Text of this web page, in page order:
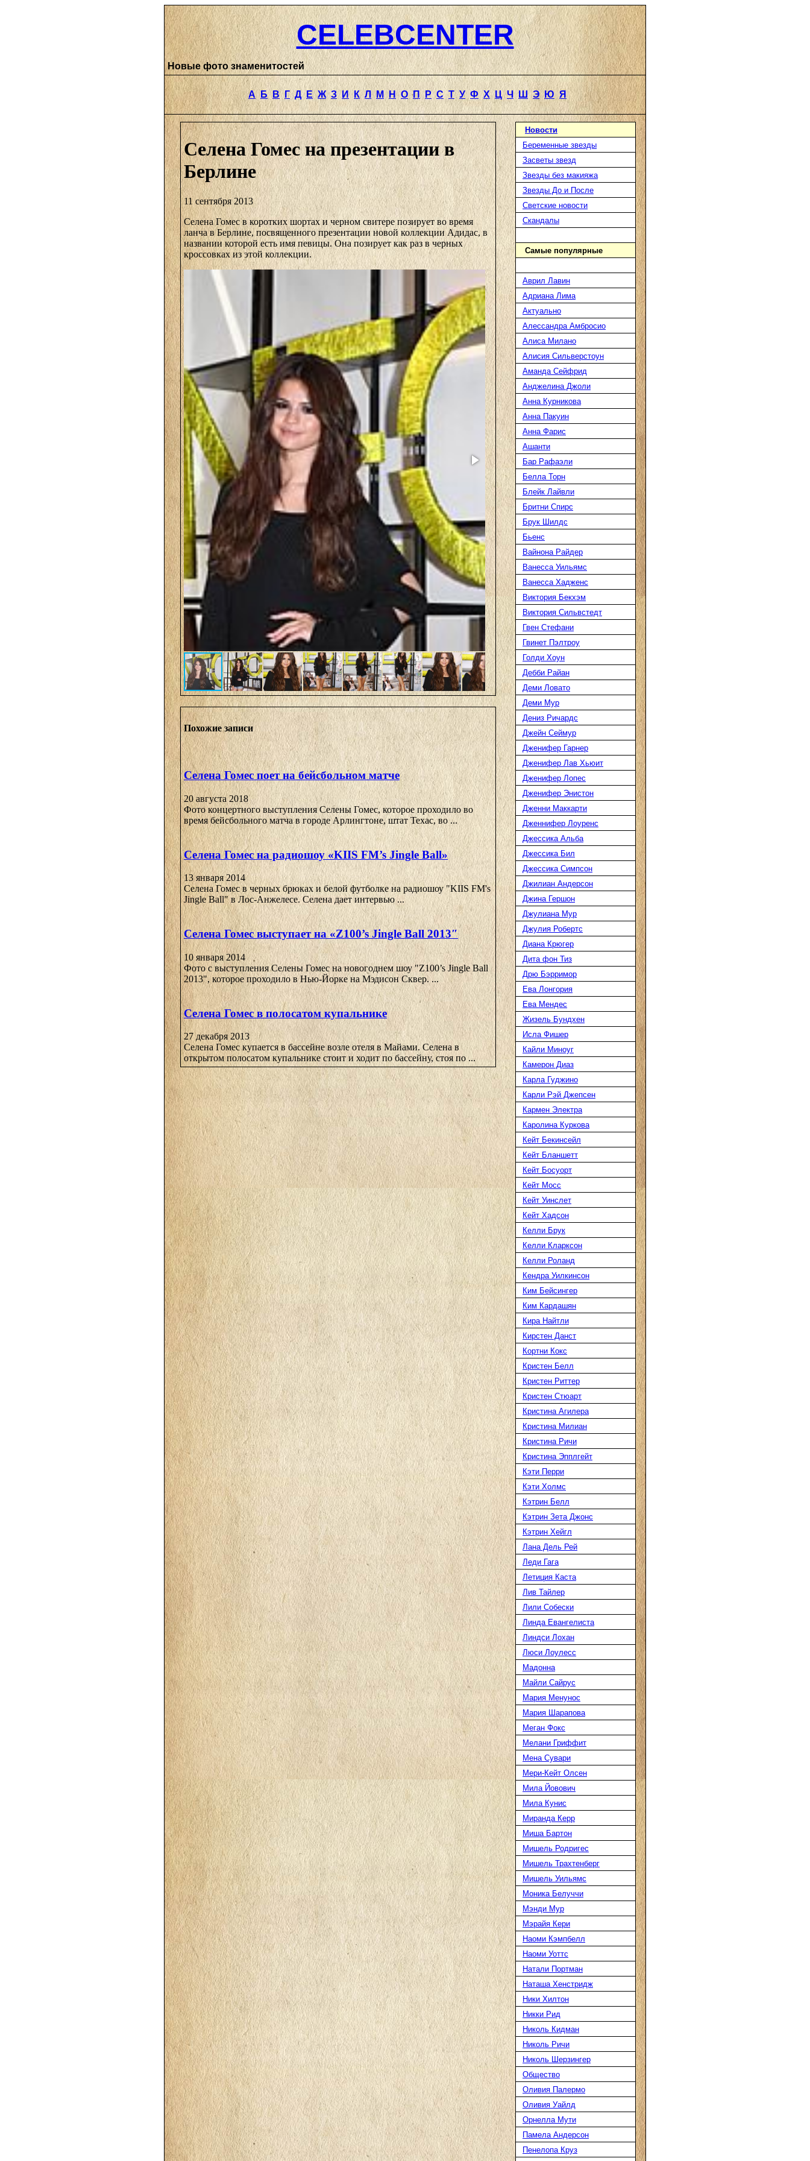
CELEBCENTER
Новые фото знаменитостей
А Б В Г Д Е Ж З И К Л М Н О П Р С Т У Ф Х Ц Ч Ш Э Ю Я
Селена Гомес на презентации в
Берлине
11 сентября 2013
Селена Гомес в коротких шортах и черном свитере позирует во время
ланча в Берлине, посвященного презентации новой коллекции Адидас, в
названии которой есть имя певицы. Она позирует как раз в черных
кроссовках из этой коллекции.
Похожие записи
Селена Гомес поет на бейсбольном матче
20 августа 2018
Фото концертного выступления Селены Гомес, которое проходило во
время бейсбольного матча в городе Арлингтоне, штат Техас, во ...
Селена Гомес на радиошоу «KIIS FM’s Jingle Ball»
13 января 2014
Селена Гомес в черных брюках и белой футболке на радиошоу "KIIS FM's
Jingle Ball" в Лос-Анжелесе. Селена дает интервью ...
Селена Гомес выступает на «Z100’s Jingle Ball 2013″
10 января 2014
Фото с выступления Селены Гомес на новогоднем шоу "Z100’s Jingle Ball
2013", которое проходило в Нью-Йорке на Мэдисон Сквер. ...
Селена Гомес в полосатом купальнике
27 декабря 2013
Селена Гомес купается в бассейне возле отеля в Майами. Селена в
открытом полосатом купальнике стоит и ходит по бассейну, стоя по ...
Новости
Беременные звезды
Засветы звезд
Звезды без макияжа
Звезды До и После
Светские новости
Скандалы
Самые популярные
Аврил Лавин
Адриана Лима
Актуально
Алессандра Амбросио
Алиса Милано
Алисия Сильверстоун
Аманда Сейфрид
Анджелина Джоли
Анна Курникова
Анна Пакуин
Анна Фарис
Ашанти
Бар Рафаэли
Белла Торн
Блейк Лайвли
Бритни Спирс
Брук Шилдс
Бьенс
Вайнона Райдер
Ванесса Уильямс
Ванесса Хадженс
Виктория Бекхэм
Виктория Сильвстедт
Гвен Стефани
Гвинет Пэлтроу
Голди Хоун
Дебби Райан
Деми Ловато
Деми Мур
Дениз Ричардс
Джейн Сеймур
Дженифер Гарнер
Дженифер Лав Хьюит
Дженифер Лопес
Дженифер Энистон
Дженни Маккарти
Дженнифер Лоуренс
Джессика Альба
Джессика Бил
Джессика Симпсон
Джилиан Андерсон
Джина Гершон
Джулиана Мур
Джулия Робертс
Диана Крюгер
Дита фон Тиз
Дрю Бэрримор
Ева Лонгория
Ева Мендес
Жизель Бундхен
Исла Фишер
Кайли Миноуг
Камерон Диаз
Карла Гуджино
Карли Рэй Джепсен
Кармен Электра
Каролина Куркова
Кейт Бекинсейл
Кейт Бланшетт
Кейт Босуорт
Кейт Мосс
Кейт Уинслет
Кейт Хадсон
Келли Брук
Келли Кларксон
Келли Роланд
Кендра Уилкинсон
Ким Бейсингер
Ким Кардашян
Кира Найтли
Кирстен Данст
Кортни Кокс
Кристен Белл
Кристен Риттер
Кристен Стюарт
Кристина Агилера
Кристина Милиан
Кристина Ричи
Кристина Эпплгейт
Кэти Перри
Кэти Холмс
Кэтрин Белл
Кэтрин Зета Джонс
Кэтрин Хейгл
Лана Дель Рей
Леди Гага
Летиция Каста
Лив Тайлер
Лили Собески
Линда Евангелиста
Линдси Лохан
Люси Лоулесс
Мадонна
Майли Сайрус
Мария Менунос
Мария Шарапова
Меган Фокс
Мелани Гриффит
Мена Сувари
Мери-Кейт Олсен
Мила Йовович
Мила Кунис
Миранда Керр
Миша Бартон
Мишель Родригес
Мишель Трахтенберг
Мишель Уильямс
Моника Белуччи
Мэнди Мур
Мэрайя Кери
Наоми Кэмпбелл
Наоми Уоттс
Натали Портман
Наташа Хенстридж
Ники Хилтон
Никки Рид
Николь Кидман
Николь Ричи
Николь Шерзингер
Общество
Оливия Палермо
Оливия Уайлд
Орнелла Мути
Памела Андерсон
Пенелопа Круз